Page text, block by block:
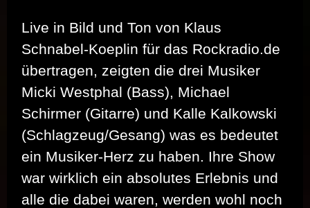
Live in Bild und Ton von Klaus
Schnabel-Koeplin für das Rockradio.de
übertragen, zeigten die drei Musiker
Micki Westphal (Bass), Michael
Schirmer (Gitarre) und Kalle Kalkowski
(Schlagzeug/Gesang) was es bedeutet
ein Musiker-Herz zu haben. Ihre Show
war wirklich ein absolutes Erlebnis und
alle die dabei waren, werden wohl noch